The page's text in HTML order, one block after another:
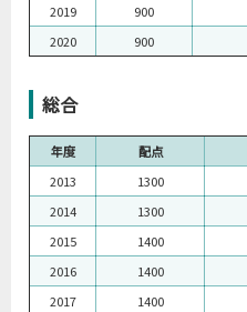
2019
900
2020
900
総合
年度 配点
2013
1300
2014
1300
2015
1400
2016
1400
2017
1400